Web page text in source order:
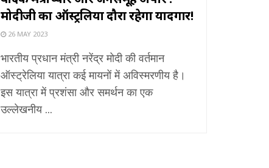
मोदीजी का ऑस्ट्रलिया दौरा रहेगा यादगार!
26 MAY 2023
भारतीय प्रधान मंत्री नरेंद्र मोदी की वर्तमान
ऑस्ट्रेलिया यात्रा कई मायनों में अविस्मरणीय है।
इस यात्रा में प्रशंसा और समर्थन का एक
उल्लेखनीय ...